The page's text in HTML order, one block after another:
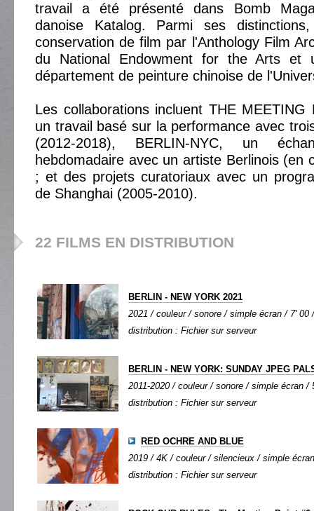
travail a été présenté dans Bomb
danoise Katalog. Parmi ses
conservation de film par l'Anthology Film
du National Endowment for the Arts et
département de peinture chinoise de
Les collaborations incluent THE MEETING
un travail basé sur la performance avec
(2012-2018), BERLIN-NYC, un
hebdomadaire avec un artiste Berlinois (en
; et des projets curatoriaux avec un
de Shanghai (2005-2010).
22 FILMS EN DISTRIBUTION
BERLIN - NEW YORK 2021
2021 / couleur / sonore / simple écran / 7' 00
distribution : Fichier sur serveur
BERLIN - NEW YORK: SUNDAY JPEG
2011-2020 / couleur / sonore / simple écran /
distribution : Fichier sur serveur
RED OCHRE AND BLUE
2019 / 4K / couleur / silencieux / simple
distribution : Fichier sur serveur